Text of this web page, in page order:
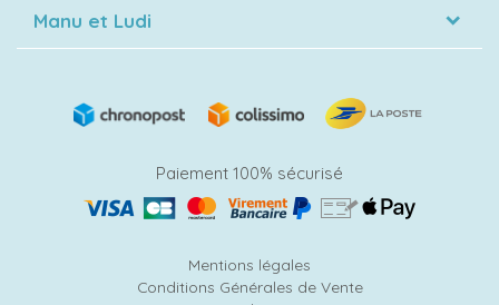
Manu et Ludi
Paiement 100% sécurisé
Mentions légales
Conditions Générales de Vente